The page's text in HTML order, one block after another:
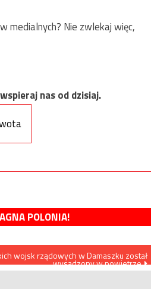
medialnych? Nie zwlekaj więc,
nas od dzisiaj.
POLONIA!
wojsk rządowych w Damaszku został
wysadzony w powietrze